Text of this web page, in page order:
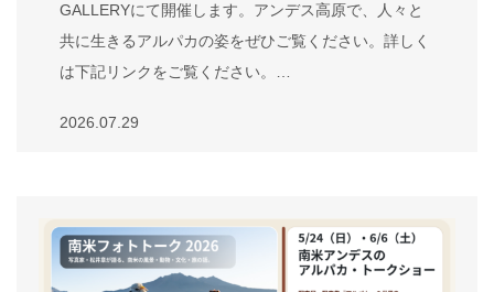
GALLERYにて開催します。アンデス高原で、人々と
共に生きるアルパカの姿をぜひご覧ください。詳しく
は下記リンクをご覧ください。…
2026.07.29